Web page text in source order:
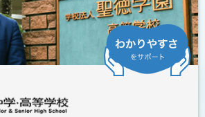
わかりやすさを
サポート